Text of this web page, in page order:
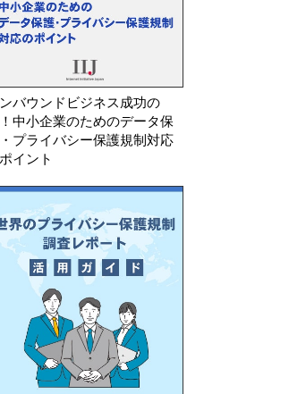
バウンドビジネス成功の
中小企業のためのデータ保
プライバシー保護規制対応
イント